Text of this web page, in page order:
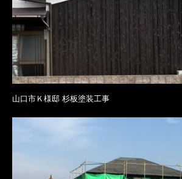
山口市Ｋ様邸 杉板塗装工事